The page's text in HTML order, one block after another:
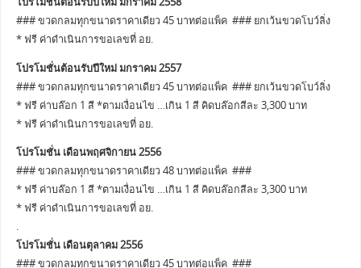
### ขวดกลมทุกขนาดราคาเดียว 45 บาทต่อแพ็ค ### ยกเว้นขวดโบว์ลิ่ง
* ฟรี ค่าดำเนินการขอเลขที่ อย.
โปรโมชั่นต้อนรับปีใหม่ มกราคม 2557
### ขวดกลมทุกขนาดราคาเดียว 45 บาทต่อแพ็ค ### ยกเว้นขวดโบว์ลิ่ง
* ฟรี ค่าบล๊อก 1 สี *ตามเงื่อนไข …เกิน 1 สี คิดบล๊อกสีละ 3,300 บาท
* ฟรี ค่าดำเนินการขอเลขที่ อย.
โปรโมชั่น เดือนพฤศจิกายน 2556
### ขวดกลมทุกขนาดราคาเดียว 48 บาทต่อแพ็ค ###
* ฟรี ค่าบล๊อก 1 สี *ตามเงื่อนไข …เกิน 1 สี คิดบล๊อกสีละ 3,300 บาท
* ฟรี ค่าดำเนินการขอเลขที่ อย.
.
โปรโมชั่น เดือนตุลาคม 2556
### ขวดกลมทุกขนาดราคาเดียว 45 บาทต่อแพ็ค ###